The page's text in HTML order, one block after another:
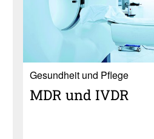
Gesundheit und Pflege
MDR und IVDR